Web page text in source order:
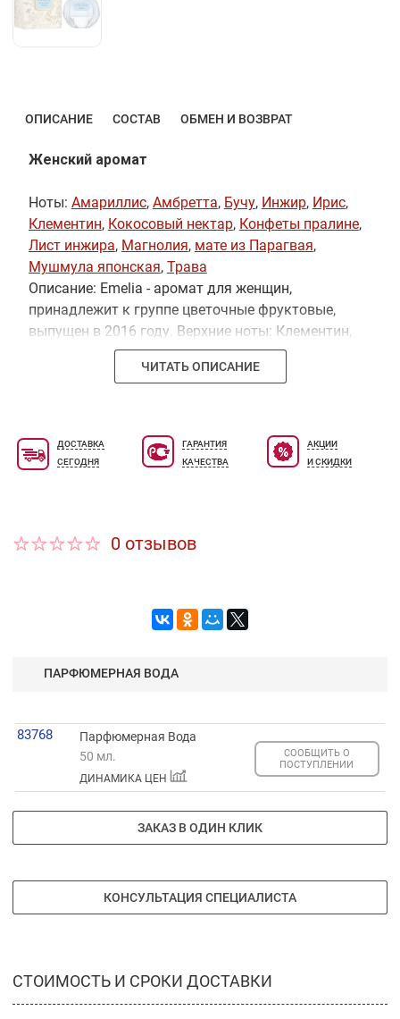
ОПИСАНИЕ СОСТАВ ОБМЕН И ВОЗВРАТ
Женский аромат
Ноты: Амариллис, Амбретта, Бучу, Инжир, Ирис,
Клементин, Кокосовый нектар, Конфеты пралине,
Лист инжира, Магнолия, мате из Парагвая,
Мушмула японская, Трава
Описание: Emelia - аромат для женщин,
принадлежит к группе цветочные фруктовые,
выпущен в 2016 году. Верхние ноты: Клементин,
Японская мушмула, Бучу, Лист инжира и
Магнолия; средние ноты: Амариллис, Инжир,
ЧИТАТЬ ОПИСАНИЕ
ДОСТАВКА
СЕГОДНЯ
ГАРАНТИЯ
КАЧЕСТВА
АКЦИИ
И СКИДКИ
0 отзывов
ПАРФЮМЕРНАЯ ВОДА
83768
Парфюмерная Вода
50 мл.
ДИНАМИКА ЦЕН
СООБЩИТЬ О
ПОСТУПЛЕНИИ
ЗАКАЗ В ОДИН КЛИК
КОНСУЛЬТАЦИЯ СПЕЦИАЛИСТА
СТОИМОСТЬ И СРОКИ ДОСТАВКИ